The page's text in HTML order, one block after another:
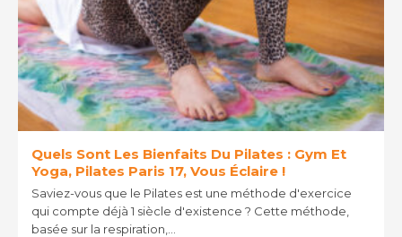
Quels Sont Les Bienfaits Du Pilates : Gym Et
Yoga, Pilates Paris 17, Vous Éclaire !
Saviez-vous que le Pilates est une méthode d'exercice
qui compte déjà 1 siècle d'existence ? Cette méthode,
basée sur la respiration,…